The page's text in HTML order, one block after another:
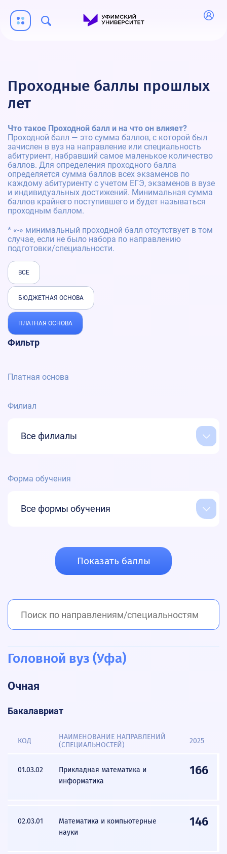
Проходные баллы прошлых
лет
Что такое Проходной балл и на что он влияет?
Проходной балл — это сумма баллов, с которой был
зачислен в вуз на направление или специальность
абитуриент, набравший самое маленькое количество
баллов. Для определения проходного балла
определяется сумма баллов всех экзаменов по
каждому абитуриенту с учетом ЕГЭ, экзаменов в вузе
и индивидуальных достижений. Минимальная сумма
баллов крайнего поступившего и будет называться
проходным баллом.
* «-» минимальный проходной балл отсутствует в том
случае, если не было набора по направлению
подготовки/специальности.
ВСЕ
БЮДЖЕТНАЯ ОСНОВА
ПЛАТНАЯ ОСНОВА
Фильтр
Платная основа
Филиал
Все филиалы
Форма обучения
Все формы обучения
Показать баллы
Головной вуз (Уфа)
Очная
Бакалавриат
КОД
НАИМЕНОВАНИЕ НАПРАВЛЕНИЙ
(СПЕЦИАЛЬНОСТЕЙ)
2025
01.03.02
Прикладная математика и
информатика
166
02.03.01
Математика и компьютерные
науки
146